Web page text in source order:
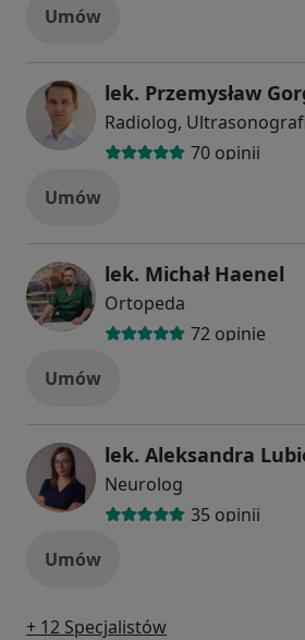
Umów
Radiolog,
70 opinii
Umów
lek. Michał Haenel
Ortopeda
72 opinie
Umów
Neurolog
35 opinii
Umów
+ 12 Specjalistów